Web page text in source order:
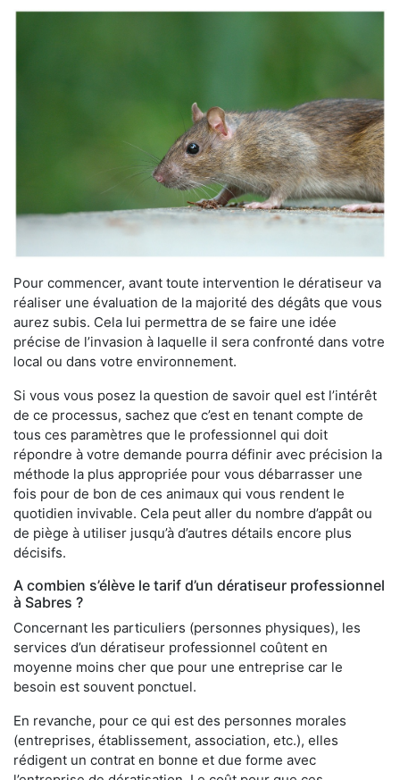
Pour commencer, avant toute intervention le dératiseur va
réaliser une évaluation de la majorité des dégâts que vous
aurez subis. Cela lui permettra de se faire une idée
précise de l’invasion à laquelle il sera confronté dans votre
local ou dans votre environnement.
Si vous vous posez la question de savoir quel est l’intérêt
de ce processus, sachez que c’est en tenant compte de
tous ces paramètres que le professionnel qui doit
répondre à votre demande pourra définir avec précision la
méthode la plus appropriée pour vous débarrasser une
fois pour de bon de ces animaux qui vous rendent le
quotidien invivable. Cela peut aller du nombre d’appât ou
de piège à utiliser jusqu’à d’autres détails encore plus
décisifs.
A combien s’élève le tarif d’un dératiseur professionnel
à Sabres ?
Concernant les particuliers (personnes physiques), les
services d’un dératiseur professionnel coûtent en
moyenne moins cher que pour une entreprise car le
besoin est souvent ponctuel.
En revanche, pour ce qui est des personnes morales
(entreprises, établissement, association, etc.), elles
rédigent un contrat en bonne et due forme avec